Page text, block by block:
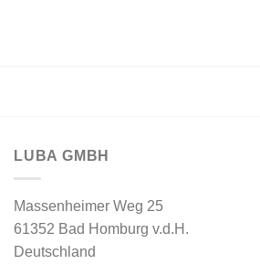
LUBA GMBH
Massenheimer Weg 25
61352 Bad Homburg v.d.H.
Deutschland